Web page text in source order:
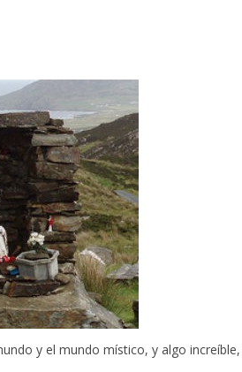
y el mundo místico, y algo